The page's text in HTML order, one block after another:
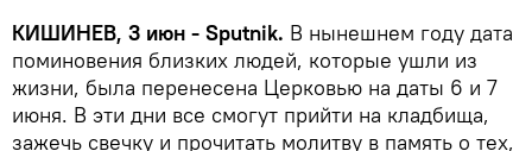
КИШИНЕВ, 3 июн - Sputnik. В нынешнем году дата
поминовения близких людей, которые ушли из
жизни, была перенесена Церковью на даты 6 и 7
июня. В эти дни все смогут прийти на кладбища,
зажечь свечку и прочитать молитву в память о тех,